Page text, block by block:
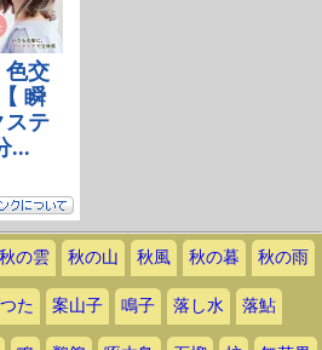
秋の雲 秋の山 秋風 秋の暮 秋の雨
た 案山子 鳴子 落し水 落鮎